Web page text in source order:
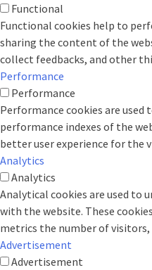
Functional
Functional cookies help to
sharing the content of the
collect feedbacks, and other
Performance
Performance
Performance cookies are used
performance indexes of the
better user experience for the
Analytics
Analytics
Analytical cookies are used to
with the website. These
metrics the number of visitors,
Advertisement
Advertisement